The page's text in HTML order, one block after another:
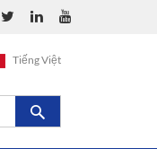
Tiếng Việt